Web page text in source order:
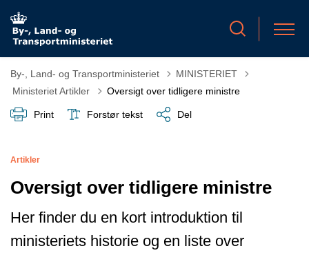
By-, Land- og Transportministeriet
MINISTERIET
Tilbage til
Ministeriet Artikler Oversigt over tidligere ministre
Print Forstør tekst Del
Artikler
Oversigt over tidligere ministre
Her finder du en kort introduktion til
ministeriets historie og en liste over